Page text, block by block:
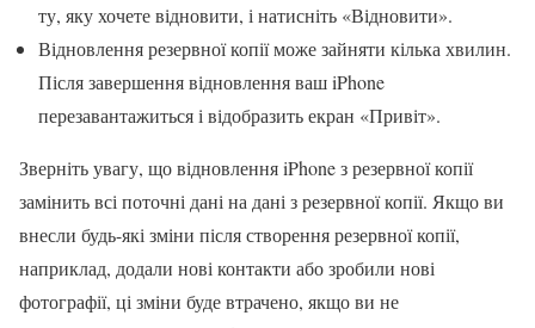
ту, яку хочете відновити, і натисніть «Відновити».
Відновлення резервної копії може зайняти кілька хвилин.
Після завершення відновлення ваш iPhone
перезавантажиться і відобразить екран «Привіт».
Зверніть увагу, що відновлення iPhone з резервної копії
замінить всі поточні дані на дані з резервної копії. Якщо ви
внесли будь-які зміни після створення резервної копії,
наприклад, додали нові контакти або зробили нові
фотографії, ці зміни буде втрачено, якщо ви не